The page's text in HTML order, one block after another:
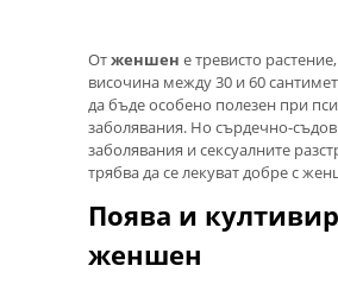
Отженшен е тревисто
височина между 30 и 60
да бъде особено полезен при
заболявания. Но сърдечно-
заболявания и сексуалните
трябва да се лекуват добре с
Поява и
женшен